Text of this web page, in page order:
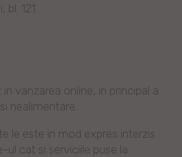
121.
vanzarea online, in principal a
nealimentare.
le este in mod expres interzis
cat si serviciile puse la